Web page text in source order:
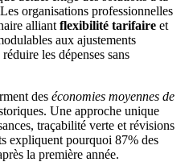
organisations professionnelles
alliant flexibilité tarifaire et
aux ajustements
les dépenses sans
des économies moyennes de
Une approche unique
traçabilité verte et révisions
expliquent pourquoi 87% des
la première année.